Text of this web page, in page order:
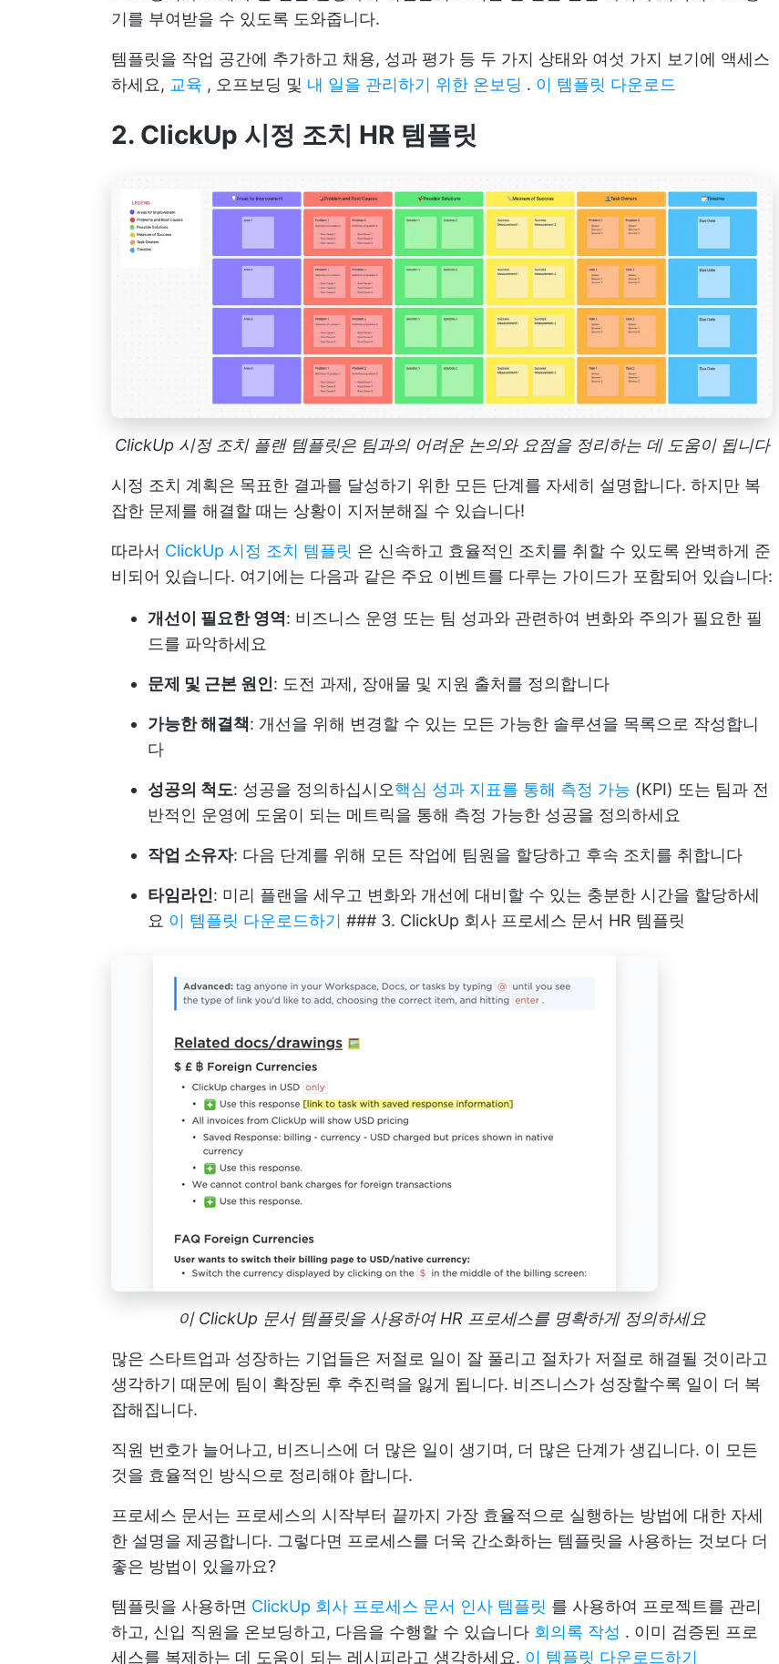
기를 부여받을 수 있도록 도와줍니다.
템플릿을 작업 공간에 추가하고 채용, 성과 평가 등 두 가지 상태와 여섯 가지 보기에 액세스
하세요, 교육 , 오프보딩 및 내 일을 관리하기 위한 온보딩 . 이 템플릿 다운로드
2. ClickUp 시정 조치 HR 템플릿
ClickUp 시정 조치 플랜 템플릿은 팀과의 어려운 논의와 요점을 정리하는 데 도움이 됩니다
시정 조치 계획은 목표한 결과를 달성하기 위한 모든 단계를 자세히 설명합니다. 하지만 복
잡한 문제를 해결할 때는 상황이 지저분해질 수 있습니다!
따라서 ClickUp 시정 조치 템플릿 은 신속하고 효율적인 조치를 취할 수 있도록 완벽하게 준
비되어 있습니다. 여기에는 다음과 같은 주요 이벤트를 다루는 가이드가 포함되어 있습니다:
개선이 필요한 영역: 비즈니스 운영 또는 팀 성과와 관련하여 변화와 주의가 필요한 필
드를 파악하세요
문제 및 근본 원인: 도전 과제, 장애물 및 지원 출처를 정의합니다
가능한 해결책: 개선을 위해 변경할 수 있는 모든 가능한 솔루션을 목록으로 작성합니
다
성공의 척도: 성공을 정의하십시오핵심 성과 지표를 통해 측정 가능 (KPI) 또는 팀과 전
반적인 운영에 도움이 되는 메트릭을 통해 측정 가능한 성공을 정의하세요
작업 소유자: 다음 단계를 위해 모든 작업에 팀원을 할당하고 후속 조치를 취합니다
타임라인: 미리 플랜을 세우고 변화와 개선에 대비할 수 있는 충분한 시간을 할당하세
요 이 템플릿 다운로드하기 ### 3. ClickUp 회사 프로세스 문서 HR 템플릿
이 ClickUp 문서 템플릿을 사용하여 HR 프로세스를 명확하게 정의하세요
많은 스타트업과 성장하는 기업들은 저절로 일이 잘 풀리고 절차가 저절로 해결될 것이라고
생각하기 때문에 팀이 확장된 후 추진력을 잃게 됩니다. 비즈니스가 성장할수록 일이 더 복
잡해집니다.
직원 번호가 늘어나고, 비즈니스에 더 많은 일이 생기며, 더 많은 단계가 생깁니다. 이 모든
것을 효율적인 방식으로 정리해야 합니다.
프로세스 문서는 프로세스의 시작부터 끝까지 가장 효율적으로 실행하는 방법에 대한 자세
한 설명을 제공합니다. 그렇다면 프로세스를 더욱 간소화하는 템플릿을 사용하는 것보다 더
좋은 방법이 있을까요?
템플릿을 사용하면 ClickUp 회사 프로세스 문서 인사 템플릿 를 사용하여 프로젝트를 관리
하고, 신입 직원을 온보딩하고, 다음을 수행할 수 있습니다 회의록 작성 . 이미 검증된 프로
세스를 복제하는 데 도움이 되는 레시피라고 생각하세요. 이 템플릿 다운로드하기